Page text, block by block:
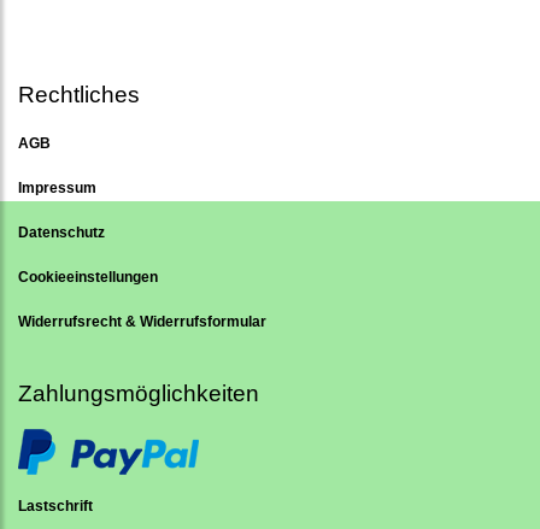
Rechtliches
AGB
Impressum
Datenschutz
Cookieeinstellungen
Widerrufsrecht & Widerrufsformular
Zahlungsmöglichkeiten
Lastschrift